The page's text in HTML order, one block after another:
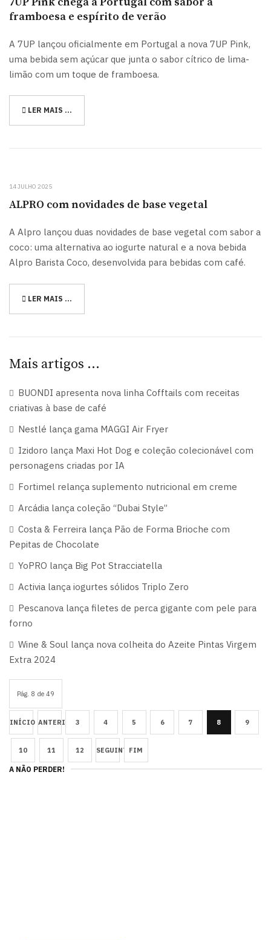
framboesa e espírito de verão
A 7UP lançou oficialmente em Portugal a nova 7UP Pink,
uma bebida sem açúcar que junta o sabor cítrico de lima-
limão com um toque de framboesa.
LER MAIS …
14 JULHO 2025
ALPRO com novidades de base vegetal
A Alpro lançou duas novidades de base vegetal com sabor a
coco: uma alternativa ao iogurte natural e a nova bebida
Alpro Barista Coco, desenvolvida para bebidas com café.
LER MAIS …
Mais artigos …
BUONDI apresenta nova linha Cofftails com receitas
criativas à base de café
Nestlé lança gama MAGGI Air Fryer
Izidoro lança Maxi Hot Dog e coleção colecionável com
personagens criadas por IA
Fortimel relança suplemento nutricional em creme
Arcádia lança coleção “Dubai Style”
Costa & Ferreira lança Pão de Forma Brioche com
Pepitas de Chocolate
YoPRO lança Big Pot Stracciatella
Activia lança iogurtes sólidos Triplo Zero
Pescanova lança filetes de perca gigante com pele para
forno
Wine & Soul lança nova colheita do Azeite Pintas Virgem
Extra 2024
Pág. 8 de 49
INÍCIO ANTERIOR 3 4 5 6 7 8 9
10 11 12 SEGUINTEFIM
A NÃO PERDER!